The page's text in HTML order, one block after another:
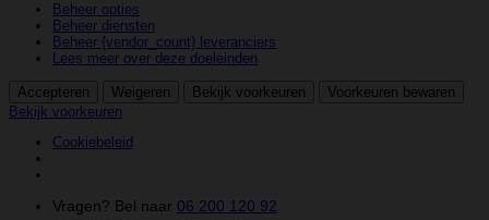
Beheer opties
Beheer diensten
Beheer {vendor_count} leveranciers
Lees meer over deze doeleinden
Accepteren Weigeren Bekijk voorkeuren
Voorkeuren bewaren
Bekijk voorkeuren
Cookiebeleid
Vragen? Bel naar 06 200 120 92